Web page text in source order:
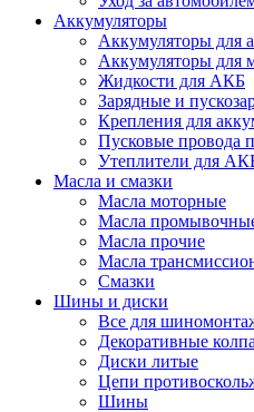
Аккумуляторы
Аккумуляторы для
Аккумуляторы для
Жидкости для АКБ
Зарядные и
Крепления для
Пусковые провода
Утеплители для
Масла и смазки
Масла моторные
Масла
Масла прочие
Масла
Смазки
Шины и диски
Все для
Декоративные
Диски литые
Цепи
Шины